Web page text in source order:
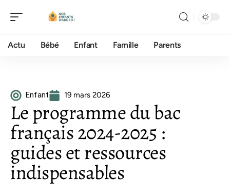
Actu Bébé Enfant Famille Parents
Enfant 19 mars 2026
Le programme du bac
français 2024-2025 :
guides et ressources
indispensables